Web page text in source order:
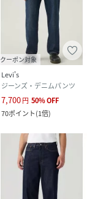
クーポン対象
Levi's
ジーンズ・デニムパンツ
7,700円 50%OFF
70ポイント(1倍)